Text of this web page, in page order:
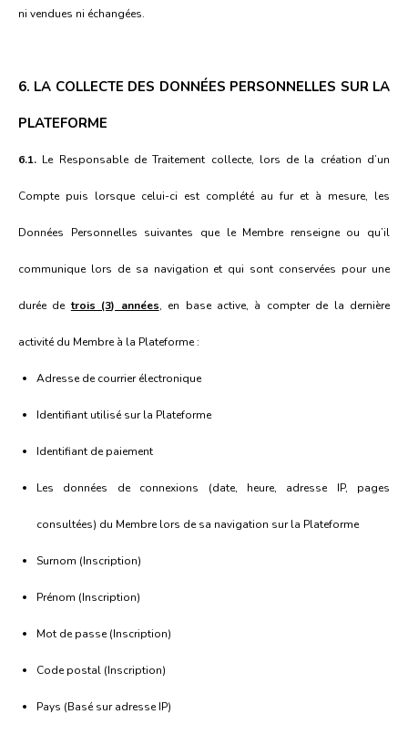
ni vendues ni échangées.
6. LA COLLECTE DES DONNÉES PERSONNELLES SUR LA
PLATEFORME
6.1. Le Responsable de Traitement collecte, lors de la création d’un
Compte puis lorsque celui-ci est complété au fur et à mesure, les
Données Personnelles suivantes que le Membre renseigne ou qu’il
communique lors de sa navigation et qui sont conservées pour une
durée detrois (3) années, en base active, à compter de la dernière
activité du Membre à la Plateforme :
Adresse de courrier électronique
Identifiant utilisé sur la Plateforme
Identifiant de paiement
Les données de connexions (date, heure, adresse IP, pages
consultées) du Membre lors de sa navigation sur la Plateforme
Surnom (Inscription)
Prénom (Inscription)
Mot de passe (Inscription)
Code postal (Inscription)
Pays (Basé sur adresse IP)